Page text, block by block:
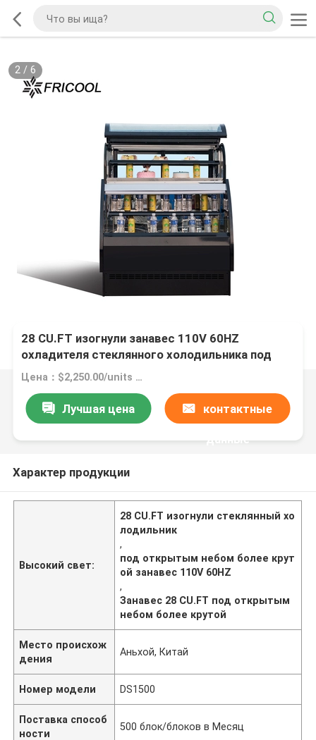
2/ 6
28 CU.FT изогнули занавес 110V 60HZ
охладителя стеклянного холодильника под
открытым небом
Цена：$2,250.00/units 1-4 units
Лучшая цена контактные
данные
Характер продукции
Высокий свет:
28 CU.FT изогнули стеклянный хо
лодильник
,
под открытым небом более крут
ой занавес 110V 60HZ
,
Занавес 28 CU.FT под открытым
небом более крутой
Место происхож
дения
Аньхой, Китай
Номер модели DS1500
Поставка способ
ности
500 блок/блоков в Месяц